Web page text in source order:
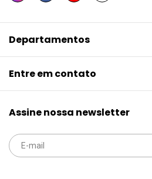
Departamentos
Entre em contato
Assine nossa newsletter